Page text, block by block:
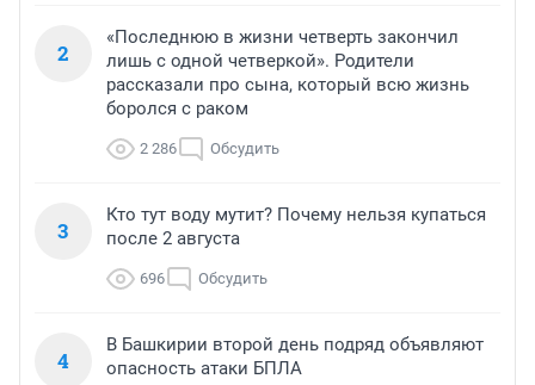
2
«Последнюю в жизни четверть закончил
лишь с одной четверкой». Родители
рассказали про сына, который всю жизнь
боролся с раком
2 286 Обсудить
3
Кто тут воду мутит? Почему нельзя купаться
после 2 августа
696 Обсудить
4
В Башкирии второй день подряд объявляют
опасность атаки БПЛА